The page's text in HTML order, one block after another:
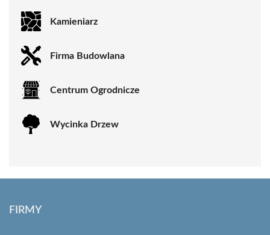
Kamieniarz
Firma Budowlana
Centrum Ogrodnicze
Wycinka Drzew
FIRMY